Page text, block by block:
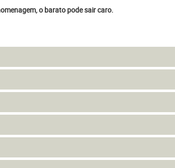
o barato pode sair caro.